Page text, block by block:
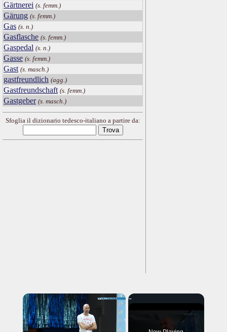
Gärtnerei (s. femm.)
Gärung (s. femm.)
Gas (s. n.)
Gasflasche (s. femm.)
Gaspedal (s. n.)
Gasse (s. femm.)
Gast (s. masch.)
gastfreundlich (agg.)
Gastfreundschaft (s. femm.)
Gastgeber (s. masch.)
Sfoglia il dizionario tedesco-italiano a partire da:
×